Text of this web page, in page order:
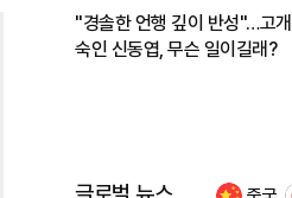
"경솔한 언행 깊이 반성"…고개
숙인 신동엽, 무슨 일이길래?